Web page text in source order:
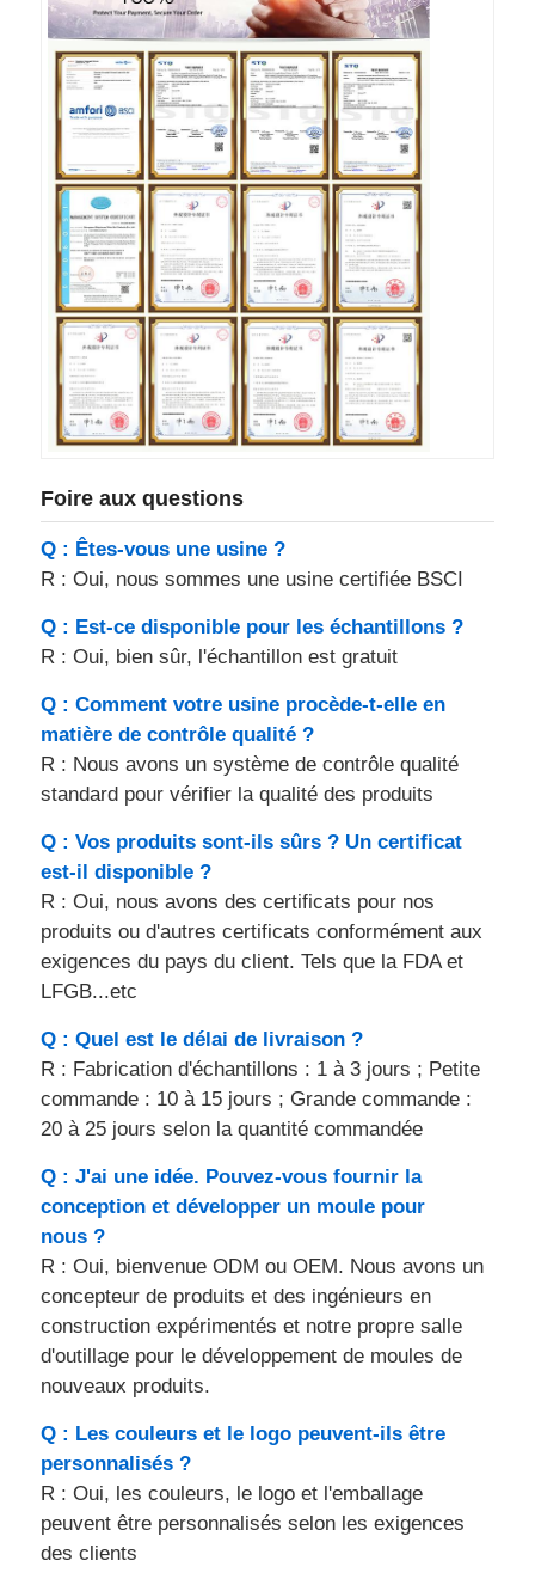
Foire aux questions
Q : Êtes-vous une usine ?
R : Oui, nous sommes une usine certifiée BSCI
Q : Est-ce disponible pour les échantillons ?
R : Oui, bien sûr, l'échantillon est gratuit
Q : Comment votre usine procède-t-elle en
matière de contrôle qualité ?
R : Nous avons un système de contrôle qualité
standard pour vérifier la qualité des produits
Q : Vos produits sont-ils sûrs ? Un certificat
est-il disponible ?
R : Oui, nous avons des certificats pour nos
produits ou d'autres certificats conformément aux
exigences du pays du client. Tels que la FDA et
LFGB...etc
Q : Quel est le délai de livraison ?
R : Fabrication d'échantillons : 1 à 3 jours ; Petite
commande : 10 à 15 jours ; Grande commande :
20 à 25 jours selon la quantité commandée
Q : J'ai une idée. Pouvez-vous fournir la
conception et développer un moule pour
nous ?
R : Oui, bienvenue ODM ou OEM. Nous avons un
concepteur de produits et des ingénieurs en
construction expérimentés et notre propre salle
d'outillage pour le développement de moules de
nouveaux produits.
Q : Les couleurs et le logo peuvent-ils être
personnalisés ?
R : Oui, les couleurs, le logo et l'emballage
peuvent être personnalisés selon les exigences
des clients